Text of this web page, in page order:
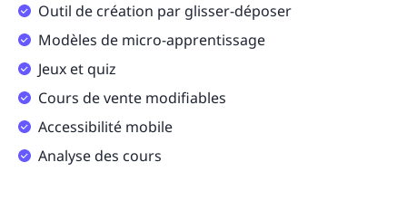
Outil de création par glisser-déposer
Modèles de micro-apprentissage
Jeux et quiz
Cours de vente modifiables
Accessibilité mobile
Analyse des cours